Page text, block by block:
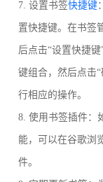
7. 设置书签快捷键
置快捷键。在书签
后点击“设置快捷
键组合，然后点击
行相应的操作。
8. 使用书签插件：
能，可以在谷歌浏
件。